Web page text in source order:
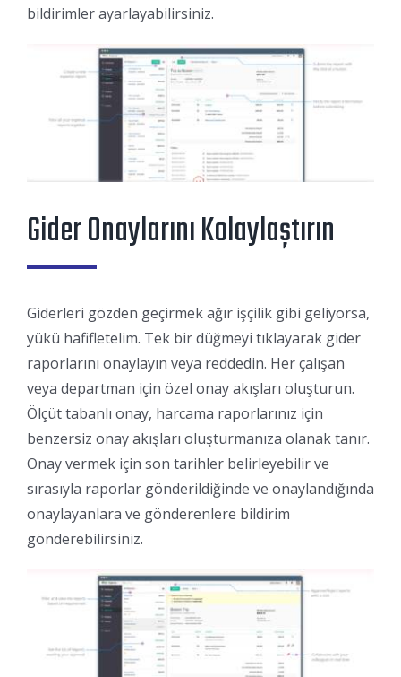
bildirimler ayarlayabilirsiniz.
Gider Onaylarını Kolaylaştırın
Giderleri gözden geçirmek ağır işçilik gibi geliyorsa,
yükü hafifletelim. Tek bir düğmeyi tıklayarak gider
raporlarını onaylayın veya reddedin. Her çalışan
veya departman için özel onay akışları oluşturun.
Ölçüt tabanlı onay, harcama raporlarınız için
benzersiz onay akışları oluşturmanıza olanak tanır.
Onay vermek için son tarihler belirleyebilir ve
sırasıyla raporlar gönderildiğinde ve onaylandığında
onaylayanlara ve gönderenlere bildirim
gönderebilirsiniz.